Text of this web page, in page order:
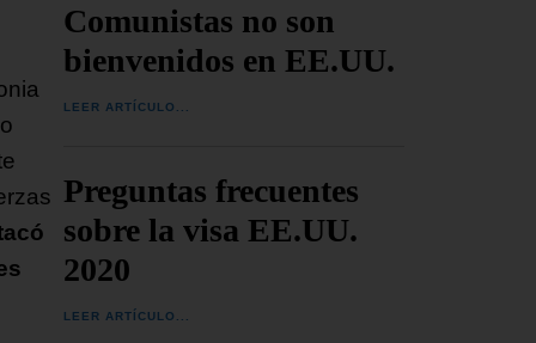
Comunistas no son
bienvenidos en EE.UU.
LEER ARTÍCULO...
Preguntas frecuentes
sobre la visa EE.UU.
2020
LEER ARTÍCULO...